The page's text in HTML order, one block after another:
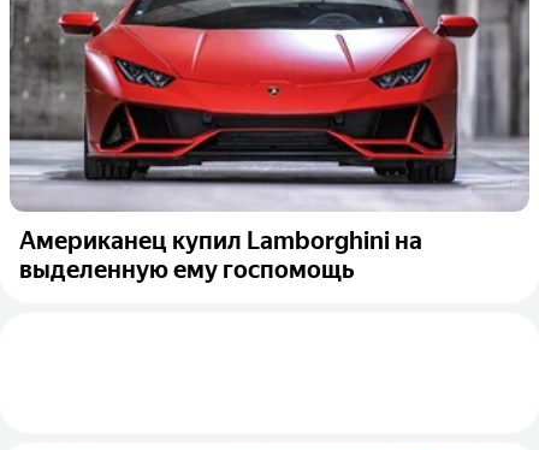
Американец купил Lamborghini на
выделенную ему госпомощь